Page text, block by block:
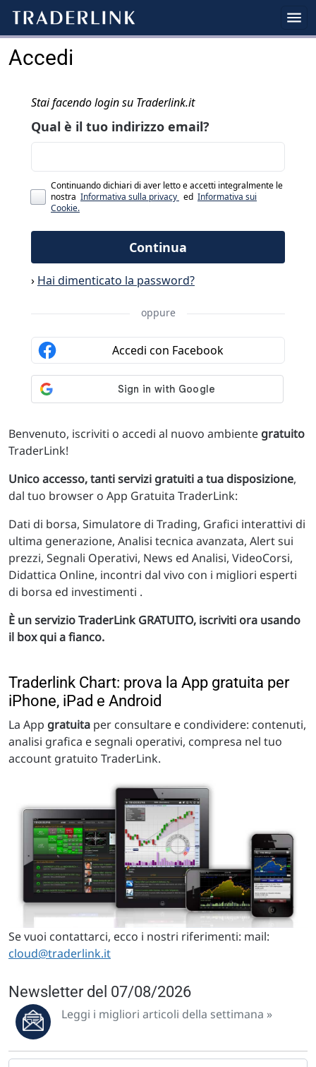
Accedi
Benvenuto, iscriviti o accedi al nuovo ambiente gratuito
TraderLink!
Unico accesso, tanti servizi gratuiti a tua disposizione,
dal tuo browser o App Gratuita TraderLink:
Dati di borsa, Simulatore di Trading, Grafici interattivi di
ultima generazione, Analisi tecnica avanzata, Alert sui
prezzi, Segnali Operativi, News ed Analisi, VideoCorsi,
Didattica Online, incontri dal vivo con i migliori esperti
di borsa ed investimenti .
È un servizio TraderLink GRATUITO, iscriviti ora usando
il box qui a fianco.
Traderlink Chart: prova la App gratuita per
iPhone, iPad e Android
La App gratuita per consultare e condividere: contenuti,
analisi grafica e segnali operativi, compresa nel tuo
account gratuito TraderLink.
Se vuoi contattarci, ecco i nostri riferimenti: mail:
cloud@traderlink.it
Newsletter del 07/08/2026
Leggi i migliori articoli della settimana »